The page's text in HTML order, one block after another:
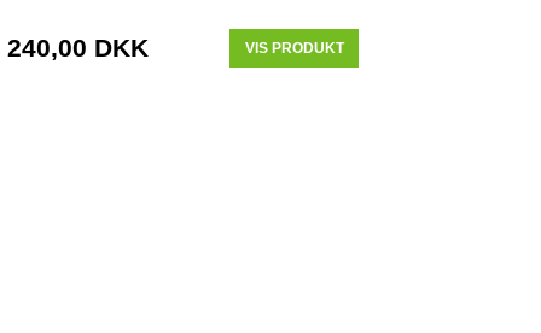
240,00 DKK VIS PRODUKT